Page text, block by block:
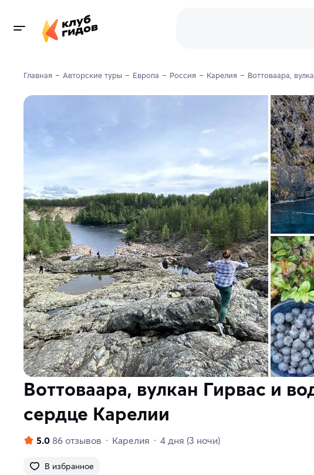
Главная Авторские туры Европа Россия Карелия Воттоваара,
Воттоваара, вулкан Гирвас и
сердце Карелии
В избранное
5.0 86 отзывов Карелия 4 дня (3 ночи)